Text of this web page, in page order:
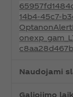
14b4-45c7-